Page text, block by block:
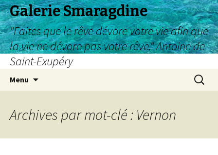
Galerie Smaragdine
"Faites que le rêve dévore votre vie afin que
la vie ne dévore pas votre rêve." Antoine de
Saint-Exupéry
Menu
Archives par mot-clé : Vernon